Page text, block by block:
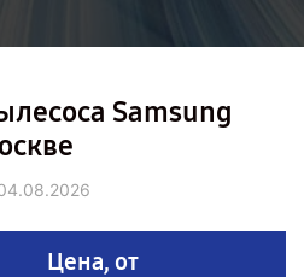
Samsung
Цена, от